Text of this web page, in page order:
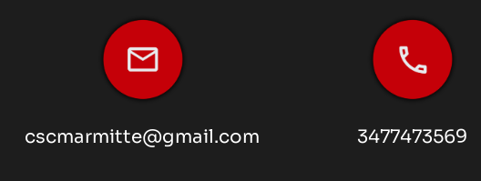
cscmarmitte@gmail.com 3477473569